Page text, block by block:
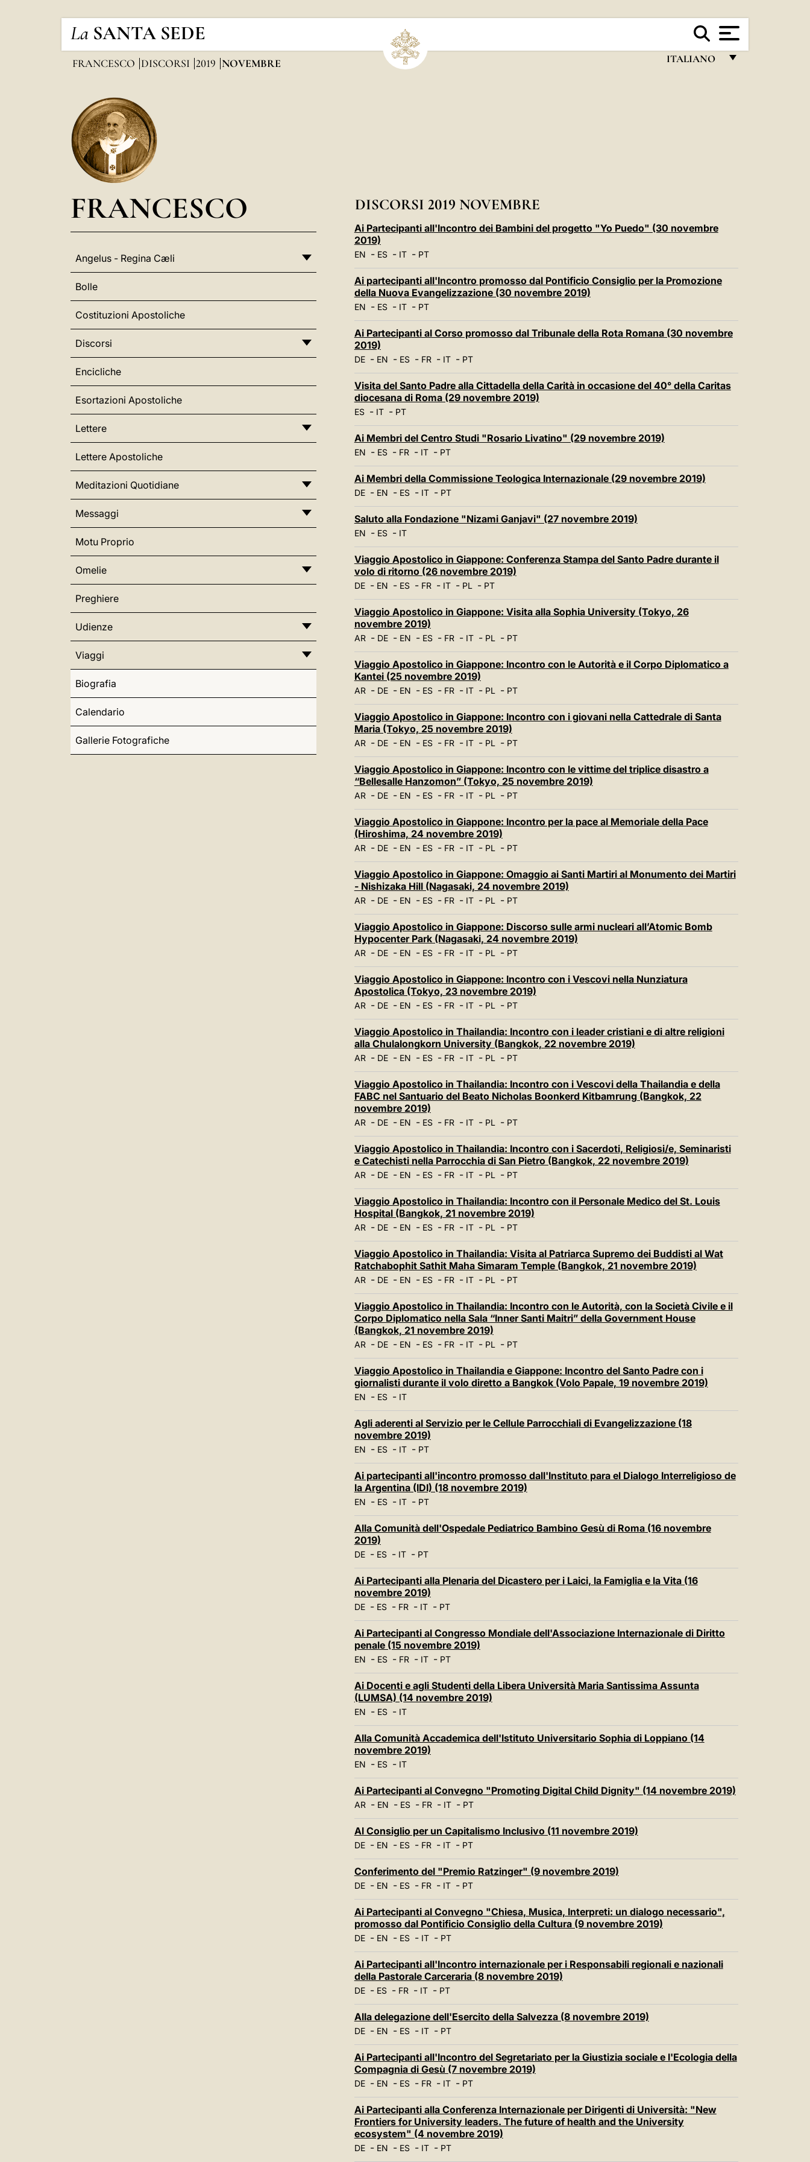
La SANTA SEDE
ITALIANO
POLSKI
中文
FRANCESCO DISCORSI 2019 NOVEMBRE
FRANCESCO
Angelus - Regina Cæli
Bolle
Costituzioni Apostoliche
Discorsi
Encicliche
Esortazioni Apostoliche
Lettere
Lettere Apostoliche
Meditazioni Quotidiane
Messaggi
Motu Proprio
Omelie
Preghiere
Udienze
Viaggi
Biografia
Calendario
Gallerie Fotografiche
DISCORSI 2019 NOVEMBRE
Ai Partecipanti all'Incontro dei Bambini del progetto "Yo Puedo" (30 novembre
2019)
EN - ES- IT- PT
Ai partecipanti all'Incontro promosso dal Pontificio Consiglio per la Promozione
della Nuova Evangelizzazione (30 novembre 2019)
EN - ES- IT- PT
Ai Partecipanti al Corso promosso dal Tribunale della Rota Romana (30 novembre
2019)
DE- EN - ES- FR- IT- PT
Visita del Santo Padre alla Cittadella della Carità in occasione del 40° della Caritas
diocesana di Roma (29 novembre 2019)
ES- IT- PT
Ai Membri del Centro Studi "Rosario Livatino" (29 novembre 2019)
EN - ES- FR- IT- PT
Ai Membri della Commissione Teologica Internazionale (29 novembre 2019)
DE- EN - ES- IT- PT
Saluto alla Fondazione "Nizami Ganjavi" (27 novembre 2019)
EN - ES- IT
Viaggio Apostolico in Giappone: Conferenza Stampa del Santo Padre durante il
volo di ritorno (26 novembre 2019)
DE- EN - ES- FR- IT- PL- PT
Viaggio Apostolico in Giappone: Visita alla Sophia University (Tokyo, 26
novembre 2019)
AR- DE- EN - ES- FR- IT- PL- PT
Viaggio Apostolico in Giappone: Incontro con le Autorità e il Corpo Diplomatico a
Kantei (25 novembre 2019)
AR- DE- EN - ES- FR- IT- PL- PT
Viaggio Apostolico in Giappone: Incontro con i giovani nella Cattedrale di Santa
Maria (Tokyo, 25 novembre 2019)
AR- DE- EN - ES- FR- IT- PL- PT
Viaggio Apostolico in Giappone: Incontro con le vittime del triplice disastro a
“Bellesalle Hanzomon” (Tokyo, 25 novembre 2019)
AR- DE- EN - ES- FR- IT- PL- PT
Viaggio Apostolico in Giappone: Incontro per la pace al Memoriale della Pace
(Hiroshima, 24 novembre 2019)
AR- DE- EN - ES- FR- IT- PL- PT
Viaggio Apostolico in Giappone: Omaggio ai Santi Martiri al Monumento dei Martiri
- Nishizaka Hill (Nagasaki, 24 novembre 2019)
AR- DE- EN - ES- FR- IT- PL- PT
Viaggio Apostolico in Giappone: Discorso sulle armi nucleari all’Atomic Bomb
Hypocenter Park (Nagasaki, 24 novembre 2019)
AR- DE- EN - ES- FR- IT- PL- PT
Viaggio Apostolico in Giappone: Incontro con i Vescovi nella Nunziatura
Apostolica (Tokyo, 23 novembre 2019)
AR- DE- EN - ES- FR- IT- PL- PT
Viaggio Apostolico in Thailandia: Incontro con i leader cristiani e di altre religioni
alla Chulalongkorn University (Bangkok, 22 novembre 2019)
AR- DE- EN - ES- FR- IT- PL- PT
Viaggio Apostolico in Thailandia: Incontro con i Vescovi della Thailandia e della
FABC nel Santuario del Beato Nicholas Boonkerd Kitbamrung (Bangkok, 22
novembre 2019)
AR- DE- EN - ES- FR- IT- PL- PT
Viaggio Apostolico in Thailandia: Incontro con i Sacerdoti, Religiosi/e, Seminaristi
e Catechisti nella Parrocchia di San Pietro (Bangkok, 22 novembre 2019)
AR- DE- EN - ES- FR- IT- PL- PT
Viaggio Apostolico in Thailandia: Incontro con il Personale Medico del St. Louis
Hospital (Bangkok, 21 novembre 2019)
AR- DE- EN - ES- FR- IT- PL- PT
Viaggio Apostolico in Thailandia: Visita al Patriarca Supremo dei Buddisti al Wat
Ratchabophit Sathit Maha Simaram Temple (Bangkok, 21 novembre 2019)
AR- DE- EN - ES- FR- IT- PL- PT
Viaggio Apostolico in Thailandia: Incontro con le Autorità, con la Società Civile e il
Corpo Diplomatico nella Sala “Inner Santi Maitri” della Government House
(Bangkok, 21 novembre 2019)
AR- DE- EN - ES- FR- IT- PL- PT
Viaggio Apostolico in Thailandia e Giappone: Incontro del Santo Padre con i
giornalisti durante il volo diretto a Bangkok (Volo Papale, 19 novembre 2019)
EN - ES- IT
Agli aderenti al Servizio per le Cellule Parrocchiali di Evangelizzazione (18
novembre 2019)
EN - ES- IT- PT
Ai partecipanti all'incontro promosso dall'Instituto para el Dialogo Interreligioso de
la Argentina (IDI) (18 novembre 2019)
EN - ES- IT- PT
Alla Comunità dell'Ospedale Pediatrico Bambino Gesù di Roma (16 novembre
2019)
DE- ES- IT- PT
Ai Partecipanti alla Plenaria del Dicastero per i Laici, la Famiglia e la Vita (16
novembre 2019)
DE- ES- FR- IT- PT
Ai Partecipanti al Congresso Mondiale dell'Associazione Internazionale di Diritto
penale (15 novembre 2019)
EN - ES- FR- IT- PT
Ai Docenti e agli Studenti della Libera Università Maria Santissima Assunta
(LUMSA) (14 novembre 2019)
EN - ES- IT
Alla Comunità Accademica dell'Istituto Universitario Sophia di Loppiano (14
novembre 2019)
EN - ES- IT
Ai Partecipanti al Convegno "Promoting Digital Child Dignity" (14 novembre 2019)
AR- EN - ES- FR- IT- PT
Al Consiglio per un Capitalismo Inclusivo (11 novembre 2019)
DE- EN - ES- FR- IT- PT
Conferimento del "Premio Ratzinger" (9 novembre 2019)
DE- EN - ES- FR- IT- PT
Ai Partecipanti al Convegno "Chiesa, Musica, Interpreti: un dialogo necessario",
promosso dal Pontificio Consiglio della Cultura (9 novembre 2019)
DE- EN - ES- IT- PT
Ai Partecipanti all'Incontro internazionale per i Responsabili regionali e nazionali
della Pastorale Carceraria (8 novembre 2019)
DE- ES- FR- IT- PT
Alla delegazione dell'Esercito della Salvezza (8 novembre 2019)
DE- EN - ES- IT- PT
Ai Partecipanti all'Incontro del Segretariato per la Giustizia sociale e l'Ecologia della
Compagnia di Gesù (7 novembre 2019)
DE- EN - ES- FR- IT- PT
Ai Partecipanti alla Conferenza Internazionale per Dirigenti di Università: "New
Frontiers for University leaders. The future of health and the University
ecosystem" (4 novembre 2019)
DE- EN - ES- IT- PT